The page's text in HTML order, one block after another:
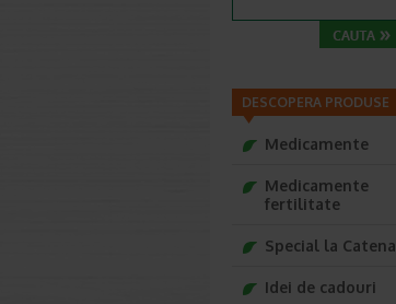
DESCOPERA PRODUSE
Medicamente
Medicamente
fertilitate
Special la Catena
Idei de cadouri